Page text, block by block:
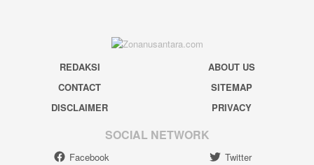
REDAKSI
ABOUT US
CONTACT
SITEMAP
DISCLAIMER
PRIVACY
SOCIAL NETWORK
Facebook
Twitter